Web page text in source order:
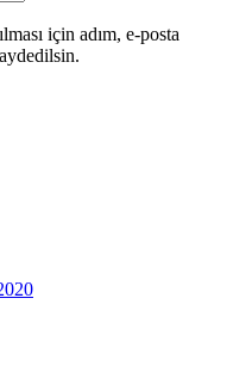
için adım, e-posta